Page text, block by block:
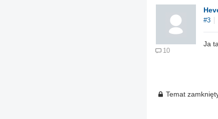
10
#3
Ja
Temat